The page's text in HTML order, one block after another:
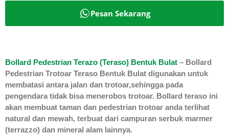
Pesan Sekarang
Bollard Pedestrian Terazo (Teraso) Bentuk Bulat – Bollard
Pedestrian Trotoar Teraso Bentuk Bulat digunakan untuk
membatasi antara jalan dan trotoar,sehingga pada
pengendara tidak bisa menerobos trotoar. Bollard teraso ini
akan membuat taman dan pedestrian trotoar anda terlihat
natural dan mewah, terbuat dari campuran serbuk marmer
(terrazzo) dan mineral alam lainnya.